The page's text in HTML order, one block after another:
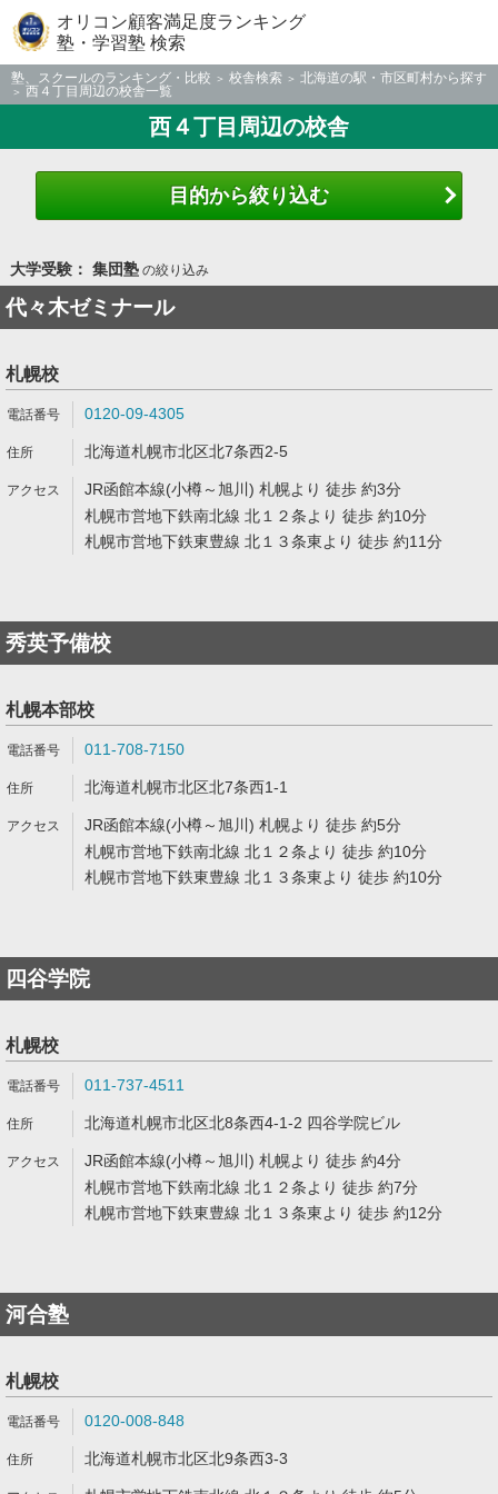
オリコン顧客満足度ランキング
塾・学習塾 検索
塾、スクールのランキング・比較 校舎検索
北海道の駅・市区町村から探す
西４丁目周辺の校舎一覧
西４丁目周辺の校舎
目的から絞り込む
大学受験： 集団塾の絞り込み
代々木ゼミナール
札幌校
0120-09-4305
北海道札幌市北区北7条西2-5
JR函館本線(小樽～旭川) 札幌より 徒歩 約3分
札幌市営地下鉄南北線 北１２条より 徒歩 約10分
札幌市営地下鉄東豊線 北１３条東より 徒歩 約11分
秀英予備校
札幌本部校
011-708-7150
北海道札幌市北区北7条西1-1
JR函館本線(小樽～旭川) 札幌より 徒歩 約5分
札幌市営地下鉄南北線 北１２条より 徒歩 約10分
札幌市営地下鉄東豊線 北１３条東より 徒歩 約10分
四谷学院
札幌校
011-737-4511
北海道札幌市北区北8条西4-1-2 四谷学院ビル
JR函館本線(小樽～旭川) 札幌より 徒歩 約4分
札幌市営地下鉄南北線 北１２条より 徒歩 約7分
札幌市営地下鉄東豊線 北１３条東より 徒歩 約12分
河合塾
札幌校
0120-008-848
北海道札幌市北区北9条西3-3